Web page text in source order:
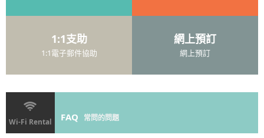
1:1支助
1:1電子郵件協助
網上預訂
網上預訂
Wi-Fi Rental FAQ 常問的問題